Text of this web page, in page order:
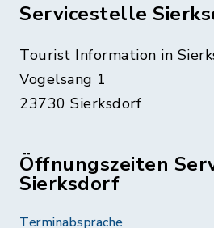
Servicestelle
Tourist Information in
Vogelsang 1
23730 Sierksdorf
Öffnungszeiten
Sierksdorf
Terminabsprache